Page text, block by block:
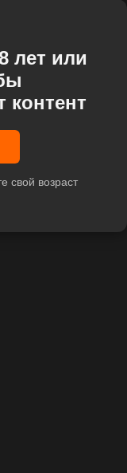
лет или
контент
свой возраст